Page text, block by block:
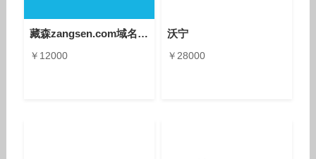
藏森zangsen.com域名网址出售转让
￥12000
沃宁
￥28000